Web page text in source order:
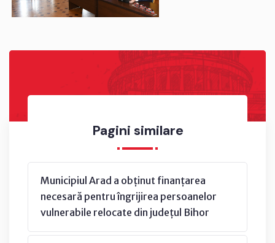
Pagini similare
Municipiul Arad a obținut finanțarea
necesară pentru îngrijirea persoanelor
vulnerabile relocate din județul Bihor